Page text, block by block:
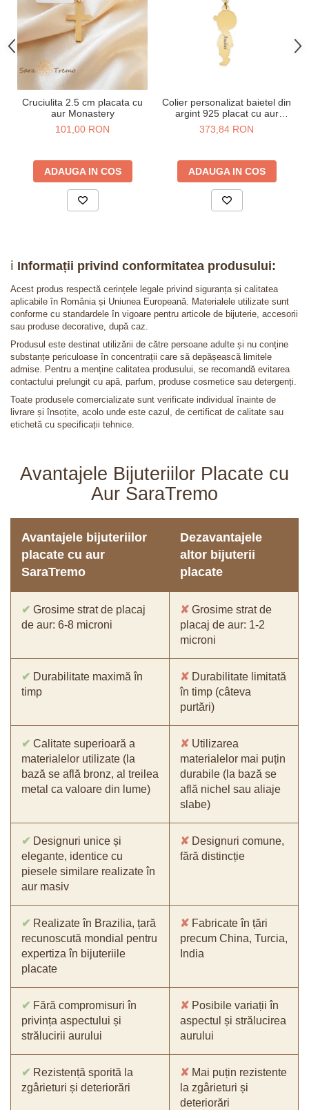
Cruciulita 2.5 cm placata cu
aur Monastery
101,00 RON
ADAUGA IN COS
Colier personalizat baietel din
argint 925 placat cu aur
galben 24K
373,84 RON
ADAUGA IN COS
ℹ️ Informații privind conformitatea produsului:
Acest produs respectă cerințele legale privind siguranța și calitatea
aplicabile în România și Uniunea Europeană. Materialele utilizate sunt
conforme cu standardele în vigoare pentru articole de bijuterie, accesorii
sau produse decorative, după caz.
Produsul este destinat utilizării de către persoane adulte și nu conține
substanțe periculoase în concentrații care să depășească limitele
admise. Pentru a menține calitatea produsului, se recomandă evitarea
contactului prelungit cu apă, parfum, produse cosmetice sau detergenți.
Toate produsele comercializate sunt verificate individual înainte de
livrare și însoțite, acolo unde este cazul, de certificat de calitate sau
etichetă cu specificații tehnice.
Avantajele Bijuteriilor Placate cu
Aur SaraTremo
Avantajele bijuteriilor
placate cu aur
SaraTremo
Dezavantajele
altor bijuterii
placate
✔ Grosime strat de placaj
de aur: 6-8 microni
✘ Grosime strat de
placaj de aur: 1-2
microni
✔ Durabilitate maximă în
timp
✘ Durabilitate limitată
în timp (câteva
purtări)
✔ Calitate superioară a
materialelor utilizate (la
bază se află bronz, al treilea
metal ca valoare din lume)
✘ Utilizarea
materialelor mai puțin
durabile (la bază se
află nichel sau aliaje
slabe)
✔ Designuri unice și
elegante, identice cu
piesele similare realizate în
aur masiv
✘ Designuri comune,
fără distincție
✔ Realizate în Brazilia, țară
recunoscută mondial pentru
expertiza în bijuteriile
placate
✘ Fabricate în țări
precum China, Turcia,
India
✔ Fără compromisuri în
privința aspectului și
strălucirii aurului
✘ Posibile variații în
aspectul și strălucirea
aurului
✔ Rezistență sporită la
zgârieturi și deteriorări
✘ Mai puțin rezistente
la zgârieturi și
deteriorări